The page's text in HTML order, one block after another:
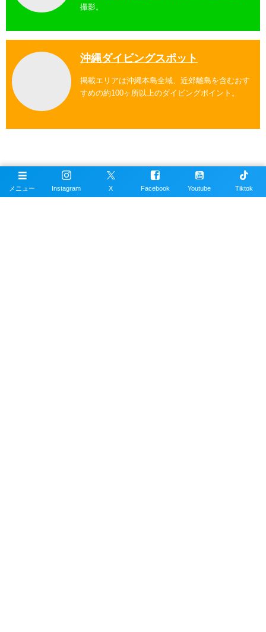
撮影。
沖縄ダイビングスポット
掲載エリアは沖縄本島全域、近郊離島を含むおす
すめの約100ヶ所以上のダイビングポイント。
公式SNSアカウント
メニュー Instagram X Facebook Youtube Tiktok